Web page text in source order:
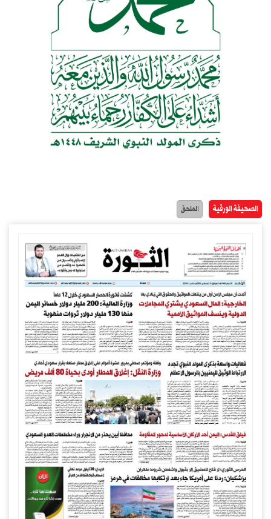
الصحيفة الورقية الملحق